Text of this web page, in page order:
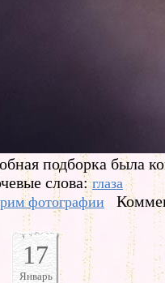
подборка была
слова:глаза
фотографии
17
Январь